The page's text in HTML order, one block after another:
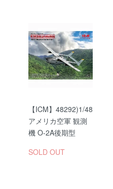
【ICM】48292)1/48
アメリカ空軍 観測
機 O-2A後期型
SOLD OUT